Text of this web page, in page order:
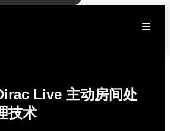
Live 主动房间处
技术